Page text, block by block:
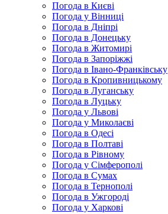
Погода в Києві
Погода у Вінниці
Погода в Дніпрі
Погода в Донецьку
Погода в Житомирі
Погода в Запоріжжі
Погода в Івано-Франківську
Погода в Кропивницькому
Погода в Луганську
Погода в Луцьку
Погода у Львові
Погода у Миколаєві
Погода в Одесі
Погода в Полтаві
Погода в Рівному
Погода у Сімферополі
Погода в Сумах
Погода в Тернополі
Погода в Ужгороді
Погода у Харкові